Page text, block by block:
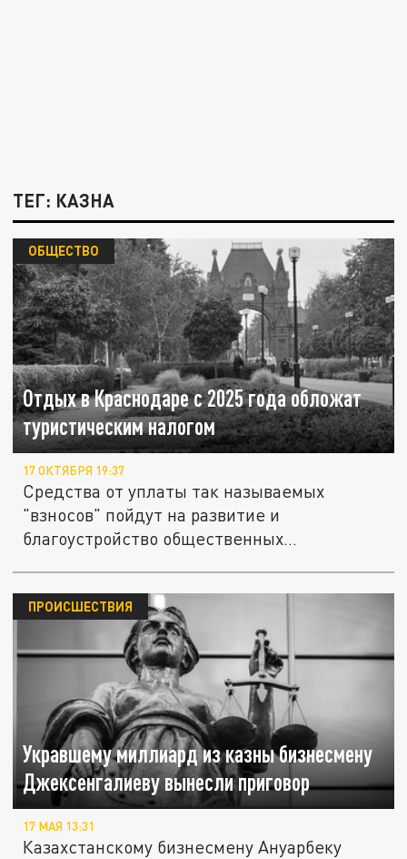
ТЕГ: КАЗНА
Отдых в Краснодаре с 2025 года обложат
туристическим налогом
ОБЩЕСТВО
17 ОКТЯБРЯ 19:37
Средства от уплаты так называемых
"взносов" пойдут на развитие и
благоустройство общественных
Укравшему миллиард из казны бизнесмену
Джексенгалиеву вынесли приговор
ПРОИСШЕСТВИЯ
17 МАЯ 13:31
Казахстанскому бизнесмену Ануарбеку